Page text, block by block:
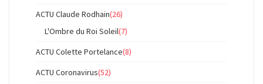
ACTU Claude Rodhain(26)
L'Ombre du Roi Soleil(7)
ACTU Colette Portelance(8)
ACTU Coronavirus(52)